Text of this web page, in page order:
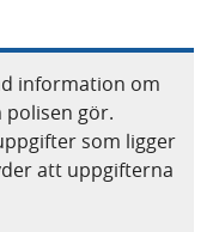
information om
polisen gör.
som ligger
att uppgifterna